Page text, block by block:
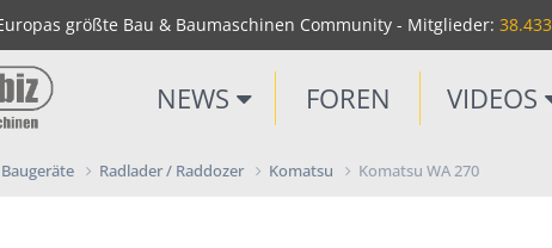
größte Bau & Baumaschinen Community - Mitglieder: 38.433
NEWS FOREN VIDEOS
Radlader / Raddozer Komatsu Komatsu WA 270